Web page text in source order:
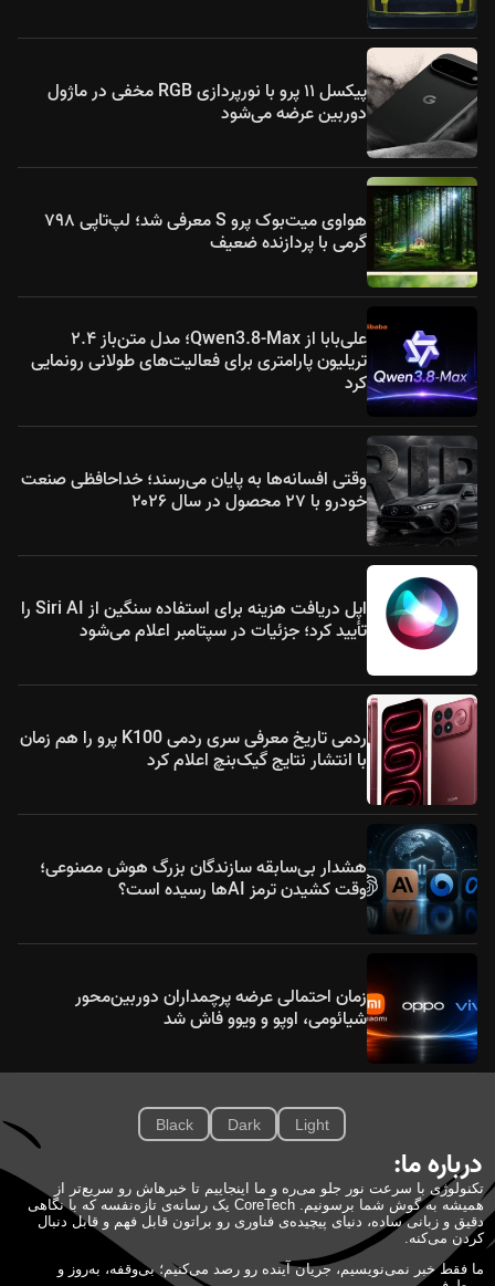
پیکسل ۱۱ پرو با نورپردازی RGB مخفی در ماژول
دوربین عرضه می‌شود
هواوی میت‌بوک پرو S معرفی شد؛ لپ‌تاپی ۷۹۸
گرمی با پردازنده ضعیف
علی‌بابا از Qwen3.8-Max؛ مدل متن‌باز ۲.۴
تریلیون پارامتری برای فعالیت‌های طولانی رونمایی
کرد
وقتی افسانه‌ها به پایان می‌رسند؛ خداحافظی صنعت
خودرو با ۲۷ محصول در سال ۲۰۲۶
اپل دریافت هزینه برای استفاده سنگین از Siri AI را
تأیید کرد؛ جزئیات در سپتامبر اعلام می‌شود
ردمی تاریخ معرفی سری ردمی K100 پرو را هم زمان
با انتشار نتایج گیک‌بنچ اعلام کرد
هشدار بی‌سابقه سازندگان بزرگ هوش مصنوعی؛
وقت کشیدن ترمز AIها رسیده است؟
زمان احتمالی عرضه پرچمداران دوربین‌محور
شیائومی، اوپو و ویوو فاش شد
Light
Dark
Black
درباره ما:
تکنولوژی با سرعت نور جلو می‌ره و ما اینجاییم تا خبرهاش رو سریع‌تر از
همیشه به گوش شما برسونیم. CoreTech یک رسانه‌ی تازه‌نفسه که با نگاهی
دقیق و زبانی ساده، دنیای پیچیده‌ی فناوری رو براتون قابل فهم و قابل دنبال
کردن می‌کنه.
ما فقط خبر نمی‌نویسیم، جریان آینده رو رصد می‌کنیم؛ بی‌وقفه، به‌روز و